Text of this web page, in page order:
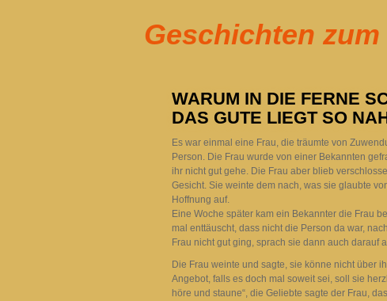
Geschichten
WARUM IN DIE FERNE
DAS GUTE LIEGT SO
Es war einmal eine Frau, die träumte von
Person. Die Frau wurde von einer Bekannten
ihr nicht gut gehe. Die Frau aber blieb
Gesicht. Sie weinte dem nach, was sie glaubte
Hoffnung auf.
Eine Woche später kam ein Bekannter die Frau
mal enttäuscht, dass nicht die Person da war,
Frau nicht gut ging, sprach sie dann auch darauf
Die Frau weinte und sagte, sie könne nicht über
Angebot, falls es doch mal soweit sei, soll sie
höre und staune“, die Geliebte sagte der Frau,